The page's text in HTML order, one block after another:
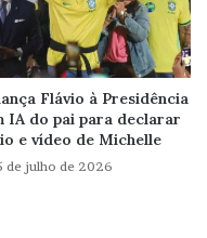
Flávio à Presidência
IA do pai para declarar
e vídeo de Michelle
de julho de 2026